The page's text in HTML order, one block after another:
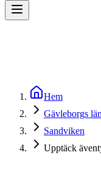
Hem
Gävleborgs län
Sandviken
Upptäck